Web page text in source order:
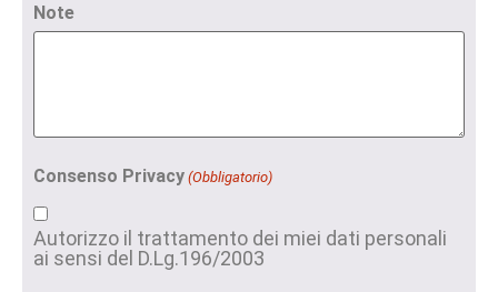
Note
Consenso Privacy (Obbligatorio)
Autorizzo il trattamento dei miei dati personali
ai sensi del D.Lg.196/2003